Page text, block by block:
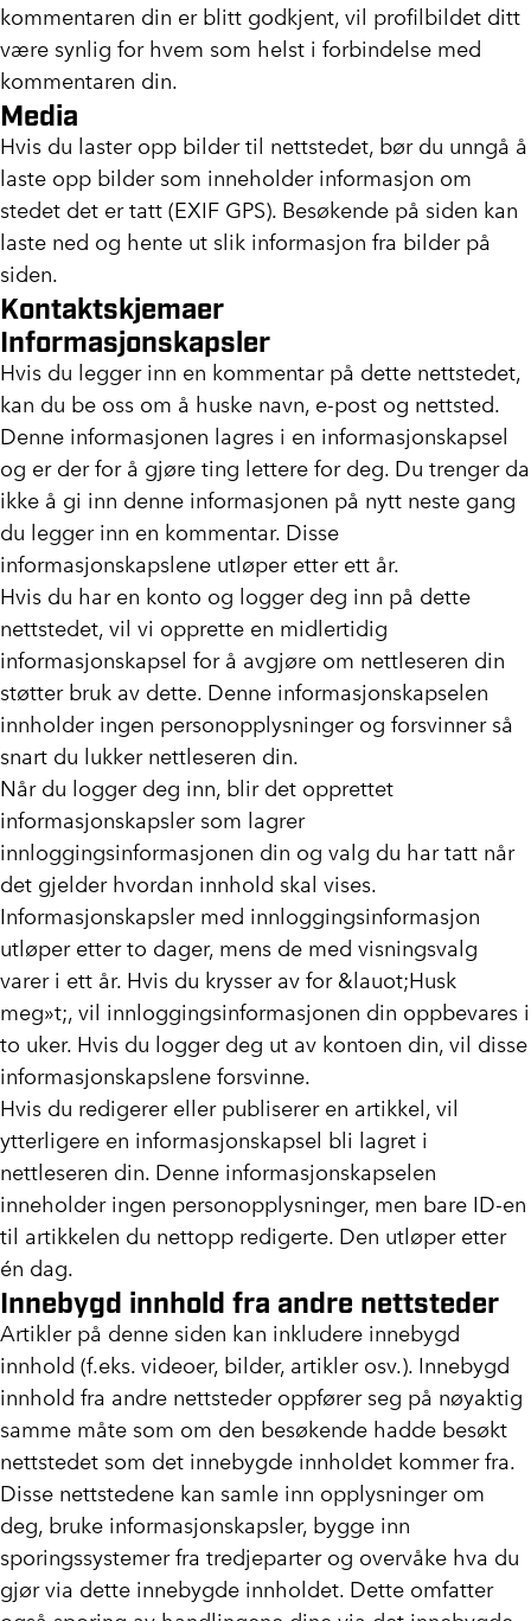
kommentaren din er blitt godkjent, vil profilbildet ditt
være synlig for hvem som helst i forbindelse med
kommentaren din.
Media
Hvis du laster opp bilder til nettstedet, bør du unngå å
laste opp bilder som inneholder informasjon om
stedet det er tatt (EXIF GPS). Besøkende på siden kan
laste ned og hente ut slik informasjon fra bilder på
siden.
Kontaktskjemaer
Informasjonskapsler
Hvis du legger inn en kommentar på dette nettstedet,
kan du be oss om å huske navn, e-post og nettsted.
Denne informasjonen lagres i en informasjonskapsel
og er der for å gjøre ting lettere for deg. Du trenger da
ikke å gi inn denne informasjonen på nytt neste gang
du legger inn en kommentar. Disse
informasjonskapslene utløper etter ett år.
Hvis du har en konto og logger deg inn på dette
nettstedet, vil vi opprette en midlertidig
informasjonskapsel for å avgjøre om nettleseren din
støtter bruk av dette. Denne informasjonskapselen
innholder ingen personopplysninger og forsvinner så
snart du lukker nettleseren din.
Når du logger deg inn, blir det opprettet
informasjonskapsler som lagrer
innloggingsinformasjonen din og valg du har tatt når
det gjelder hvordan innhold skal vises.
Informasjonskapsler med innloggingsinformasjon
utløper etter to dager, mens de med visningsvalg
varer i ett år. Hvis du krysser av for &lauot;Husk
meg»t;, vil innloggingsinformasjonen din oppbevares i
to uker. Hvis du logger deg ut av kontoen din, vil disse
informasjonskapslene forsvinne.
Hvis du redigerer eller publiserer en artikkel, vil
ytterligere en informasjonskapsel bli lagret i
nettleseren din. Denne informasjonskapselen
inneholder ingen personopplysninger, men bare ID-en
til artikkelen du nettopp redigerte. Den utløper etter
én dag.
Innebygd innhold fra andre nettsteder
Artikler på denne siden kan inkludere innebygd
innhold (f.eks. videoer, bilder, artikler osv.). Innebygd
innhold fra andre nettsteder oppfører seg på nøyaktig
samme måte som om den besøkende hadde besøkt
nettstedet som det innebygde innholdet kommer fra.
Disse nettstedene kan samle inn opplysninger om
deg, bruke informasjonskapsler, bygge inn
sporingssystemer fra tredjeparter og overvåke hva du
gjør via dette innebygde innholdet. Dette omfatter